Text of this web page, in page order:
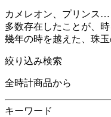
カメレオン、プリンス
多数存在したことが、
幾年の時を越えた、珠玉
絞り込み検索
全時計商品から
キーワード